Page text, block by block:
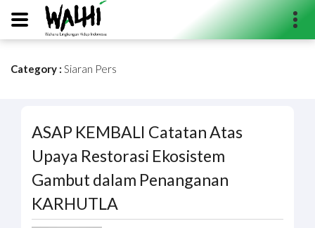
Category : Siaran Pers
ASAP KEMBALI Catatan Atas
Upaya Restorasi Ekosistem
Gambut dalam Penanganan
KARHUTLA